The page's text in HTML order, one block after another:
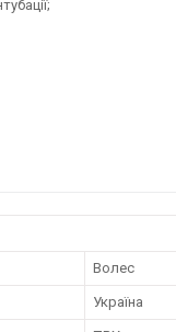
Волес
Україна